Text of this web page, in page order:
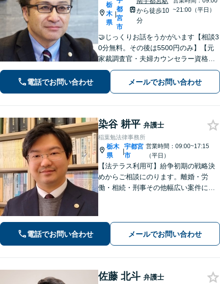
栃
木
県
|
都
宮
市
から徒歩10
分
~21:00（平日）
🤝じっくりお話をうかがいます【相談3
0分無料。その後は5500円のみ】【元
家裁調査官・夫婦カウンセラー資格あ
り】時間を気にせずじっくりお話をう
かがいます。一人ではどうにもできな
い、不安やお悩みは、是非、私にゆっ
電話でお問い合わせ メールでお問い合わせ
染谷 耕平 弁護士
稲葉勉法律事務所
栃木
県
|
宇都宮
市
営業時間：09:00~17:15
（平日）
【法テラス利用可】紛争初期の戦略決
めからご相談にのります。離婚・労
働・相続・刑事その他幅広い案件につ
電話でお問い合わせ メールでお問い合わせ
佐藤 北斗 弁護士